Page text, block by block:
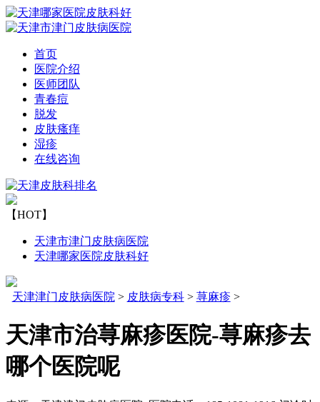
首页
医院介绍
医师团队
青春痘
脱发
皮肤瘙痒
湿疹
在线咨询
【HOT】
天津市津门皮肤病医院
天津哪家医院皮肤科好
天津津门皮肤病医院 > 皮肤病专科> 荨麻疹 >
天津市治荨麻疹医院-荨麻疹去
哪个医院呢